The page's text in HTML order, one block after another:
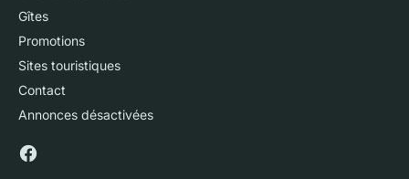
Gîtes
Promotions
Sites touristiques
Contact
Annonces désactivées